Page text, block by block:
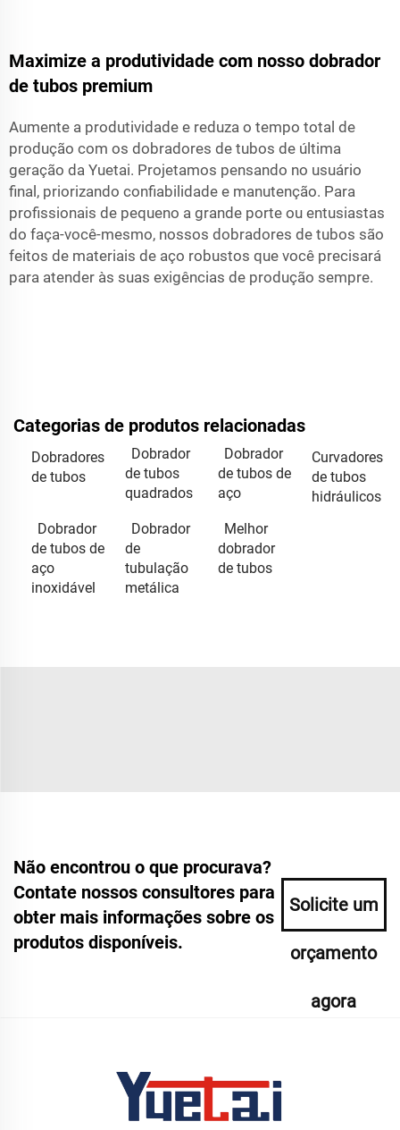
Maximize a produtividade com nosso dobrador
de tubos premium
Aumente a produtividade e reduza o tempo total de
produção com os dobradores de tubos de última
geração da Yuetai. Projetamos pensando no usuário
final, priorizando confiabilidade e manutenção. Para
profissionais de pequeno a grande porte ou entusiastas
do faça-você-mesmo, nossos dobradores de tubos são
feitos de materiais de aço robustos que você precisará
para atender às suas exigências de produção sempre.
Categorias de produtos relacionadas
Dobradores
de tubos
Dobrador
de tubos
quadrados
Dobrador
de tubos de
aço
Curvadores
de tubos
hidráulicos
Dobrador
de tubos de
aço
inoxidável
Dobrador
de
tubulação
metálica
Melhor
dobrador
de tubos
Não encontrou o que procurava?
Contate nossos consultores para
obter mais informações sobre os
produtos disponíveis.
Solicite um
orçamento
agora